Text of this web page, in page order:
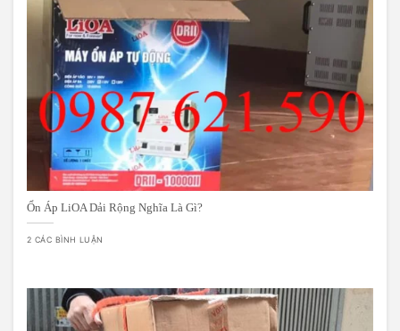
Ổn Áp LiOA Dải Rộng Nghĩa Là Gì?
2 CÁC BÌNH LUẬN